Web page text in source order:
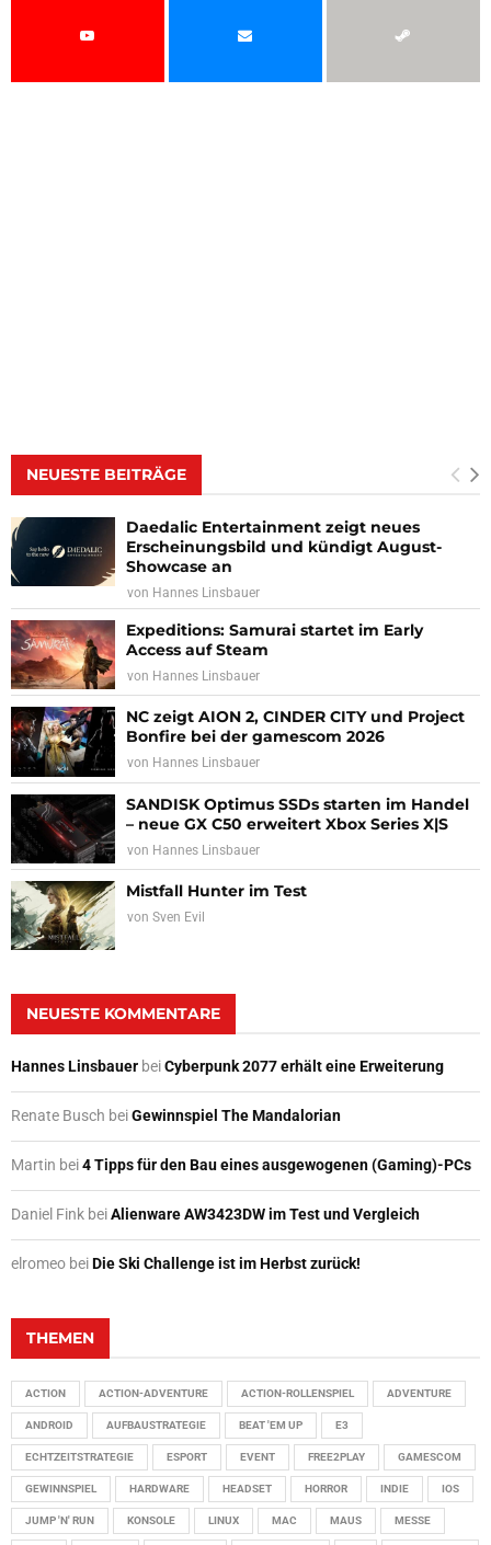
NEUESTE BEITRÄGE
Daedalic Entertainment zeigt neues
Erscheinungsbild und kündigt August-
Showcase an
von Hannes Linsbauer
Expeditions: Samurai startet im Early
Access auf Steam
von Hannes Linsbauer
NC zeigt AION 2, CINDER CITY und Project
Bonfire bei der gamescom 2026
von Hannes Linsbauer
SANDISK Optimus SSDs starten im Handel
– neue GX C50 erweitert Xbox Series X|S
von Hannes Linsbauer
Mistfall Hunter im Test
von Sven Evil
NEUESTE KOMMENTARE
Hannes Linsbauer beiCyberpunk 2077 erhält eine Erweiterung
Renate Busch beiGewinnspiel The Mandalorian
Martin bei4 Tipps für den Bau eines ausgewogenen (Gaming)-PCs
Daniel Fink beiAlienware AW3423DW im Test und Vergleich
elromeo beiDie Ski Challenge ist im Herbst zurück!
THEMEN
ACTION ACTION-ADVENTURE ACTION-ROLLENSPIEL ADVENTURE
ANDROID AUFBAUSTRATEGIE BEAT 'EM UP E3
ECHTZEITSTRATEGIE ESPORT EVENT FREE2PLAY GAMESCOM
GEWINNSPIEL HARDWARE HEADSET HORROR INDIE IOS
JUMP 'N' RUN KONSOLE LINUX MAC MAUS MESSE